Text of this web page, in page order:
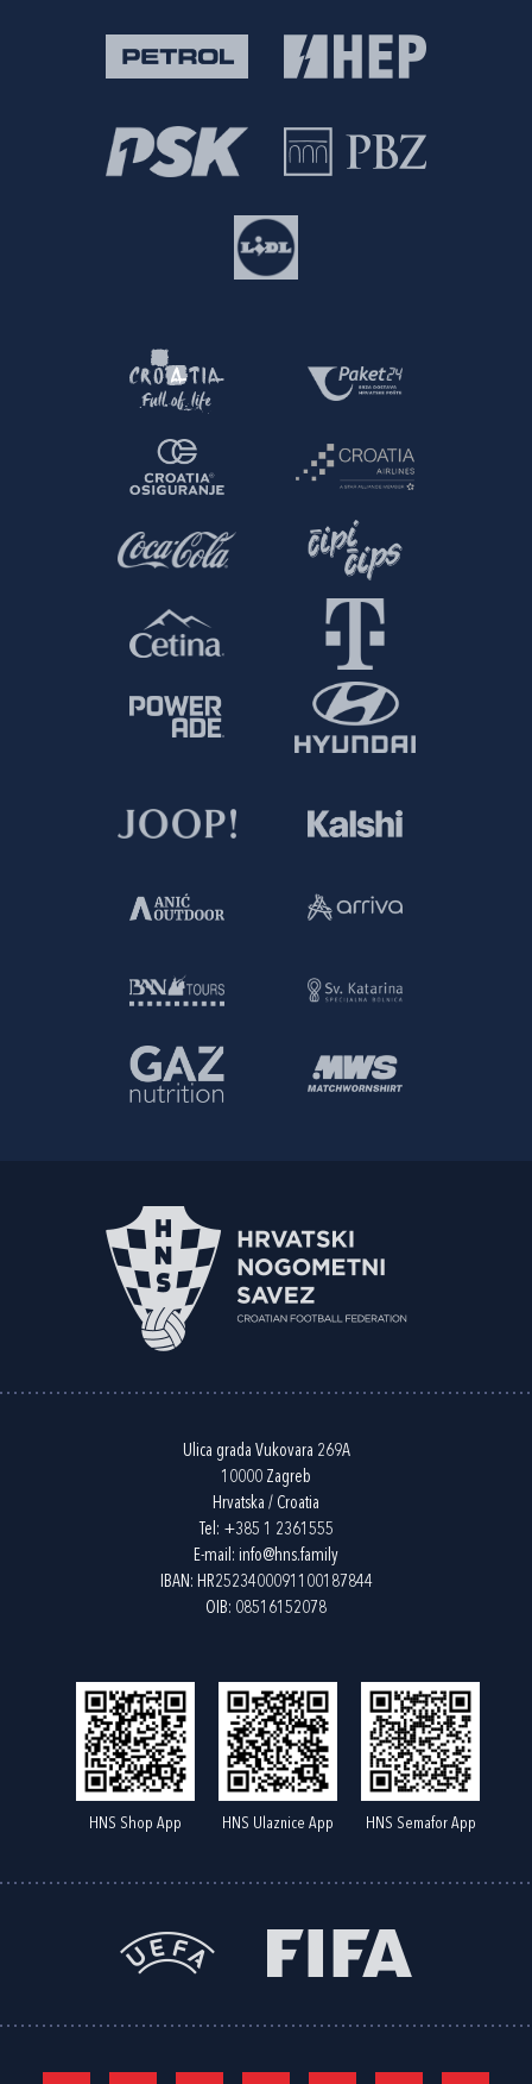
Ulica grada Vukovara 269A
10000 Zagreb
Hrvatska / Croatia
Tel: +385 1 2361555
E-mail: info@hns.family
IBAN: HR2523400091100187844
OIB: 08516152078
HNS Shop App HNS Ulaznice App HNS Semafor App